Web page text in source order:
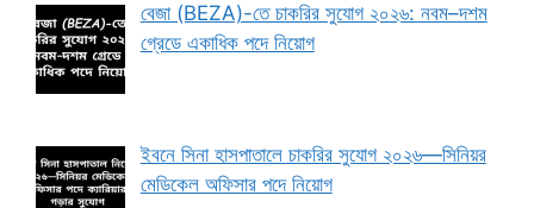
বেজা (BEZA)-তে চাকরির সুযোগ ২০২৬: নবম–দশম
গ্রেডে একাধিক পদে নিয়োগ
ইবনে সিনা হাসপাতালে চাকরির সুযোগ ২০২৬—সিনিয়র
মেডিকেল অফিসার পদে নিয়োগ